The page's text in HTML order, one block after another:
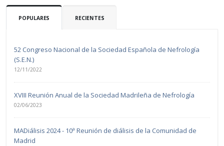
POPULARES RECIENTES
52 Congreso Nacional de la Sociedad Española de Nefrología
(S.E.N.)
12/11/2022
XVIII Reunión Anual de la Sociedad Madrileña de Nefrología
02/06/2023
MADiálisis 2024 - 10ª Reunión de diálisis de la Comunidad de
Madrid